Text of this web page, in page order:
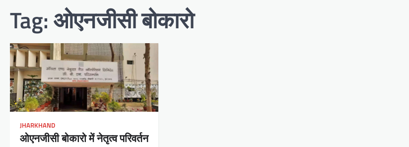
Tag:ओएनजीसी बोकारो
JHARKHAND
ओएनजीसी बोकारो में नेतृत्व परिवर्तन